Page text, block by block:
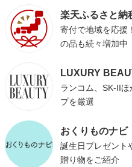
楽天ふるさと納
寄付で地域を応援
の品も続々増加中
LUXURY
ランコム、SK-II
プを厳選
おくりものナビ
誕生日プレゼント
贈り物をご紹介